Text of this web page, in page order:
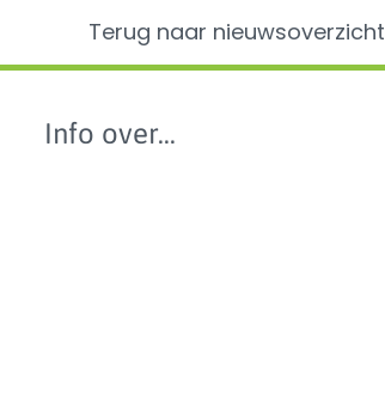
Terug naar nieuwsoverzicht
Info over...